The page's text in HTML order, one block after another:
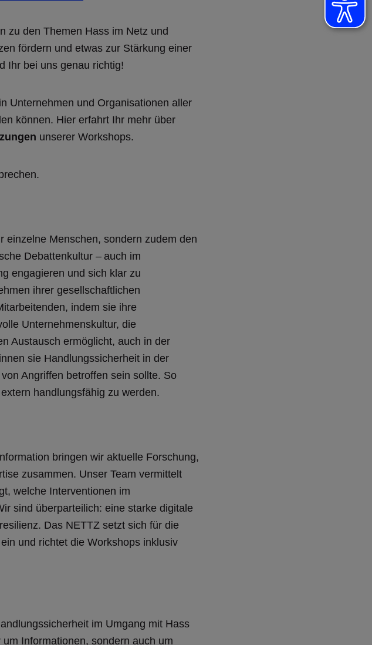
zu den Themen Hass im Netz und
fördern und etwas zur Stärkung einer
Ihr bei uns genau richtig!
Unternehmen und Organisationen aller
können. Hier erfahrt Ihr mehr über
unserer Workshops.
einzelne Menschen, sondern zudem den
Debattenkultur – auch im
engagieren und sich klar zu
ihrer gesellschaftlichen
indem sie ihre
Unternehmenskultur, die
Austausch ermöglicht, auch in der
sie Handlungssicherheit in der
Angriffen betroffen sein sollte. So
handlungsfähig zu werden.
bringen wir aktuelle Forschung,
zusammen. Unser Team vermittelt
welche Interventionen im
sind überparteilich: eine starke digitale
Das NETTZ setzt sich für die
und richtet die Workshops inklusiv
im Umgang mit Hass
Informationen, sondern auch um